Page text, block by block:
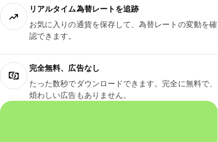
リアルタイム為替レートを追跡
お気に入りの通貨を保存して、為替レートの変動を確
認できます。
完全無料、広告なし
たった数秒でダウンロードできます。完全に無料で、
煩わしい広告もありません。